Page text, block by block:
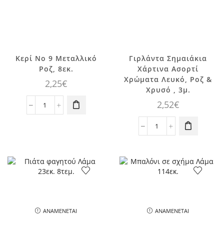
Κερί No 9 Μεταλλικό
Ροζ, 8εκ.
2,25€
Κερί
8εκ.
ποσότητα
Γιρλάντα Σημαιάκια
Χάρτινα Ασορτί
Χρώματα Λευκό, Ροζ &
Χρυσό , 3μ.
2,52€
Γιρλάντα
Ασορτί
Χρώματα
Χρυσό
ΑΝΑΜΈΝΕΤΑΙ ΑΝΑΜΈΝΕΤΑΙ